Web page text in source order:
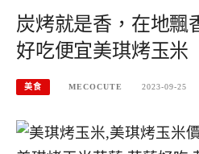
炭烤就是香，在地飄
好吃便宜美琪烤玉米
美食 MECOCUTE 2023-09-25